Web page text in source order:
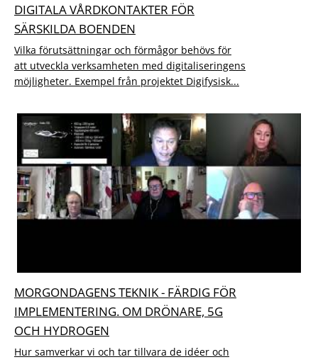
DIGITALA VÅRDKONTAKTER FÖR
SÄRSKILDA BOENDEN
Vilka förutsättningar och förmågor behövs för
att utveckla verksamheten med digitaliseringens
möjligheter. Exempel från projektet Digifysisk...
MORGONDAGENS TEKNIK - FÄRDIG FÖR
IMPLEMENTERING. OM DRÖNARE, 5G
OCH HYDROGEN
Hur samverkar vi och tar tillvara de idéer och